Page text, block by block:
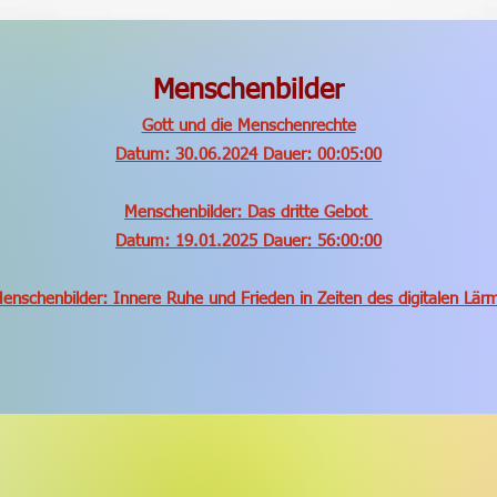
Menschenbilder
Gott und die Menschenrechte
Datum: 30.06.2024 Dauer: 00:05:00
Menschenbilder: Das dritte Gebot
Datum: 19.01.2025 Dauer: 56:00:00
Innere Ruhe und Frieden in Zeiten des digitalen